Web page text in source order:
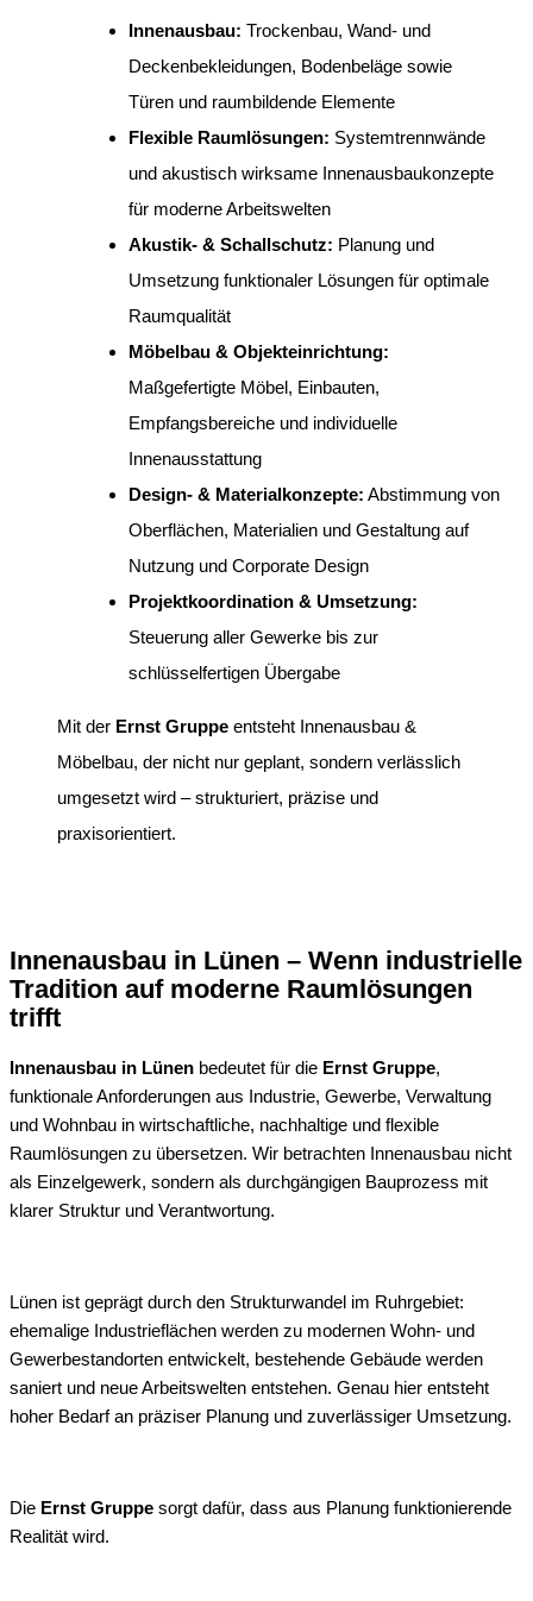
Innenausbau: Trockenbau, Wand- und
Deckenbekleidungen, Bodenbeläge sowie
Türen und raumbildende Elemente
Flexible Raumlösungen: Systemtrennwände
und akustisch wirksame Innenausbaukonzepte
für moderne Arbeitswelten
Akustik- & Schallschutz: Planung und
Umsetzung funktionaler Lösungen für optimale
Raumqualität
Möbelbau & Objekteinrichtung:
Maßgefertigte Möbel, Einbauten,
Empfangsbereiche und individuelle
Innenausstattung
Design- & Materialkonzepte: Abstimmung von
Oberflächen, Materialien und Gestaltung auf
Nutzung und Corporate Design
Projektkoordination & Umsetzung:
Steuerung aller Gewerke bis zur
schlüsselfertigen Übergabe
Mit der Ernst Gruppe entsteht Innenausbau &
Möbelbau, der nicht nur geplant, sondern verlässlich
umgesetzt wird – strukturiert, präzise und
praxisorientiert.
Innenausbau in Lünen – Wenn industrielle
Tradition auf moderne Raumlösungen
trifft
Innenausbau in Lünen bedeutet für die Ernst Gruppe,
funktionale Anforderungen aus Industrie, Gewerbe, Verwaltung
und Wohnbau in wirtschaftliche, nachhaltige und flexible
Raumlösungen zu übersetzen. Wir betrachten Innenausbau nicht
als Einzelgewerk, sondern als durchgängigen Bauprozess mit
klarer Struktur und Verantwortung.
Lünen ist geprägt durch den Strukturwandel im Ruhrgebiet:
ehemalige Industrieflächen werden zu modernen Wohn- und
Gewerbestandorten entwickelt, bestehende Gebäude werden
saniert und neue Arbeitswelten entstehen. Genau hier entsteht
hoher Bedarf an präziser Planung und zuverlässiger Umsetzung.
Die Ernst Gruppe sorgt dafür, dass aus Planung funktionierende
Realität wird.